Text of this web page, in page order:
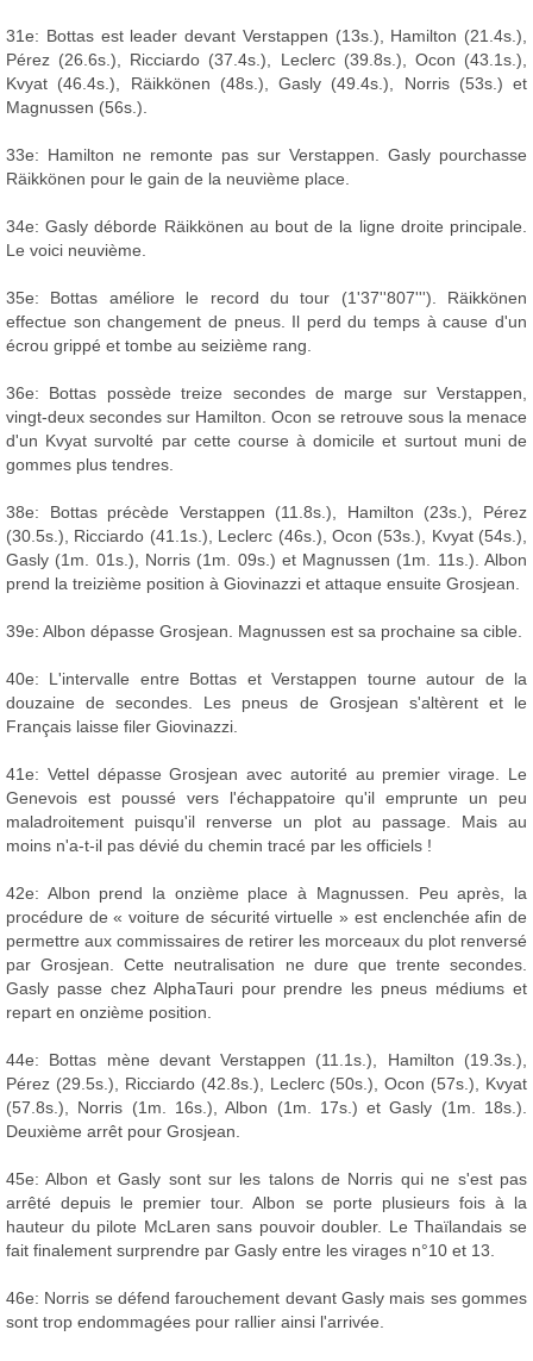
31e: Bottas est leader devant Verstappen (13s.), Hamilton (21.4s.),
Pérez (26.6s.), Ricciardo (37.4s.), Leclerc (39.8s.), Ocon (43.1s.),
Kvyat (46.4s.), Räikkönen (48s.), Gasly (49.4s.), Norris (53s.) et
Magnussen (56s.).
33e: Hamilton ne remonte pas sur Verstappen. Gasly pourchasse
Räikkönen pour le gain de la neuvième place.
34e: Gasly déborde Räikkönen au bout de la ligne droite principale.
Le voici neuvième.
35e: Bottas améliore le record du tour (1'37''807'''). Räikkönen
effectue son changement de pneus. Il perd du temps à cause d'un
écrou grippé et tombe au seizième rang.
36e: Bottas possède treize secondes de marge sur Verstappen,
vingt-deux secondes sur Hamilton. Ocon se retrouve sous la menace
d'un Kvyat survolté par cette course à domicile et surtout muni de
gommes plus tendres.
38e: Bottas précède Verstappen (11.8s.), Hamilton (23s.), Pérez
(30.5s.), Ricciardo (41.1s.), Leclerc (46s.), Ocon (53s.), Kvyat (54s.),
Gasly (1m. 01s.), Norris (1m. 09s.) et Magnussen (1m. 11s.). Albon
prend la treizième position à Giovinazzi et attaque ensuite Grosjean.
39e: Albon dépasse Grosjean. Magnussen est sa prochaine sa cible.
40e: L'intervalle entre Bottas et Verstappen tourne autour de la
douzaine de secondes. Les pneus de Grosjean s'altèrent et le
Français laisse filer Giovinazzi.
41e: Vettel dépasse Grosjean avec autorité au premier virage. Le
Genevois est poussé vers l'échappatoire qu'il emprunte un peu
maladroitement puisqu'il renverse un plot au passage. Mais au
moins n'a-t-il pas dévié du chemin tracé par les officiels !
42e: Albon prend la onzième place à Magnussen. Peu après, la
procédure de « voiture de sécurité virtuelle » est enclenchée afin de
permettre aux commissaires de retirer les morceaux du plot renversé
par Grosjean. Cette neutralisation ne dure que trente secondes.
Gasly passe chez AlphaTauri pour prendre les pneus médiums et
repart en onzième position.
44e: Bottas mène devant Verstappen (11.1s.), Hamilton (19.3s.),
Pérez (29.5s.), Ricciardo (42.8s.), Leclerc (50s.), Ocon (57s.), Kvyat
(57.8s.), Norris (1m. 16s.), Albon (1m. 17s.) et Gasly (1m. 18s.).
Deuxième arrêt pour Grosjean.
45e: Albon et Gasly sont sur les talons de Norris qui ne s'est pas
arrêté depuis le premier tour. Albon se porte plusieurs fois à la
hauteur du pilote McLaren sans pouvoir doubler. Le Thaïlandais se
fait finalement surprendre par Gasly entre les virages n°10 et 13.
46e: Norris se défend farouchement devant Gasly mais ses gommes
sont trop endommagées pour rallier ainsi l'arrivée.